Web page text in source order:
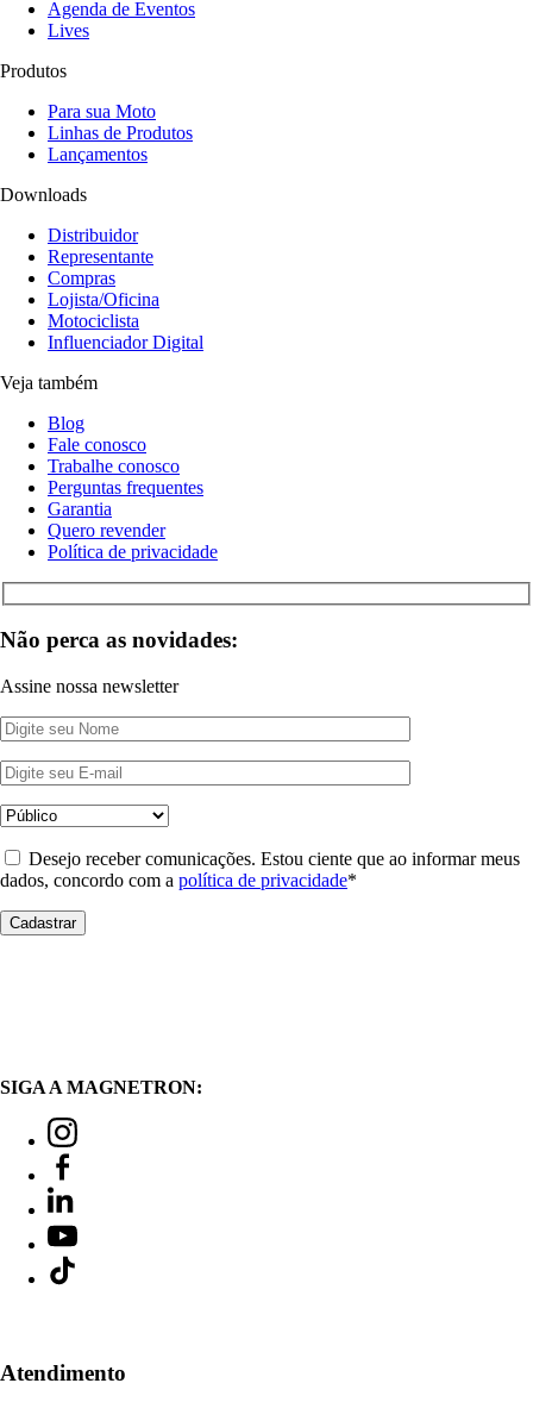
Agenda de Eventos
Lives
Produtos
Para sua Moto
Linhas de Produtos
Lançamentos
Downloads
Distribuidor
Representante
Compras
Lojista/Oficina
Motociclista
Influenciador Digital
Veja também
Blog
Fale conosco
Trabalhe conosco
Perguntas frequentes
Garantia
Quero revender
Política de privacidade
Não perca as novidades:
Assine nossa newsletter
Desejo receber comunicações. Estou ciente que ao informar meus
dados, concordo com a política de privacidade*
SIGA A MAGNETRON:
Atendimento